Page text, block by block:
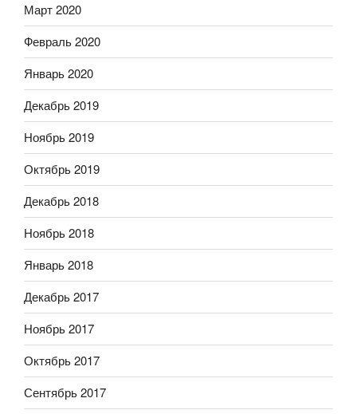
Март 2020
Февраль 2020
Январь 2020
Декабрь 2019
Ноябрь 2019
Октябрь 2019
Декабрь 2018
Ноябрь 2018
Январь 2018
Декабрь 2017
Ноябрь 2017
Октябрь 2017
Сентябрь 2017